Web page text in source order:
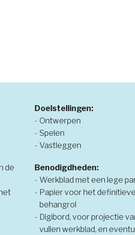
de
Doelstellingen:
Ontwerpen
Spelen
Vastleggen
Benodigdheden:
Werkblad met een lege
Papier voor het
behangrol
Digibord, voor projectie
vullen werkblad, en